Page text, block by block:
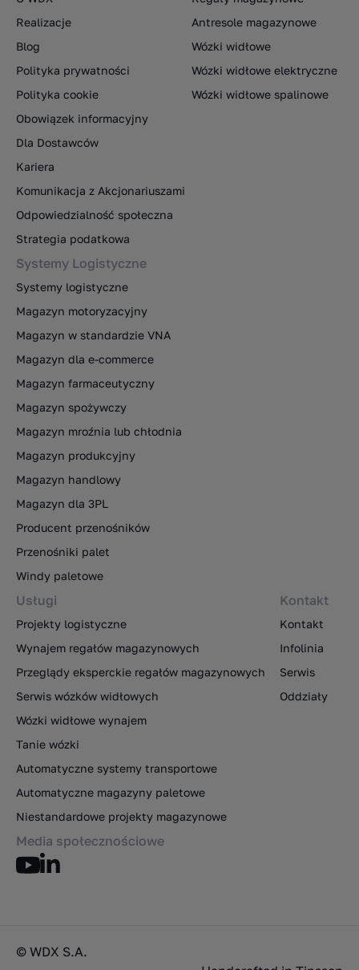
Realizacje
Blog
Polityka prywatności
Polityka cookie
Obowiązek informacyjny
Dla Dostawców
Kariera
Komunikacja z Akcjonariuszami
Odpowiedzialność społeczna
Strategia podatkowa
Antresole magazynowe
Wózki widłowe
Wózki widłowe elektryczne
Wózki widłowe spalinowe
Systemy Logistyczne
Systemy logistyczne
Magazyn motoryzacyjny
Magazyn w standardzie VNA
Magazyn dla e-commerce
Magazyn farmaceutyczny
Magazyn spożywczy
Magazyn mroźnia lub chłodnia
Magazyn produkcyjny
Magazyn handlowy
Magazyn dla 3PL
Producent przenośników
Przenośniki palet
Windy paletowe
Usługi
Projekty logistyczne
Wynajem regałów magazynowych
Przeglądy eksperckie regałów magazynowych
Serwis wózków widłowych
Wózki widłowe wynajem
Tanie wózki
Automatyczne systemy transportowe
Automatyczne magazyny paletowe
Niestandardowe projekty magazynowe
Kontakt
Kontakt
Infolinia
Serwis
Oddziały
Media społecznościowe
© WDX S.A.